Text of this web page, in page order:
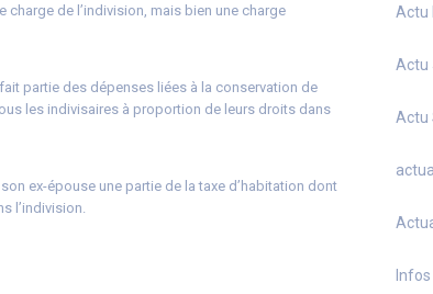
charge de l’indivision, mais bien une charge
partie des dépenses liées à la conservation de
les indivisaires à proportion de leurs droits dans
ex-épouse une partie de la taxe d’habitation dont
l’indivision.
Actu
Actu
Actu